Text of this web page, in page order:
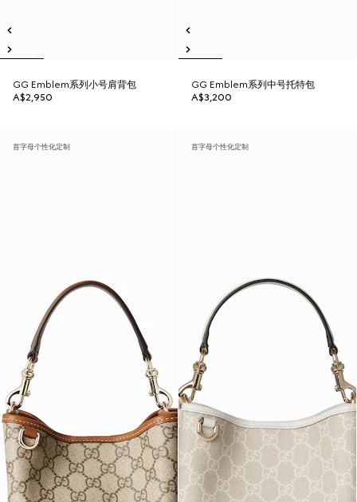
GG Emblem系列小号肩背包
A$2,950
GG Emblem系列中号托特包
A$3,200
首字母个性化定制 首字母个性化定制